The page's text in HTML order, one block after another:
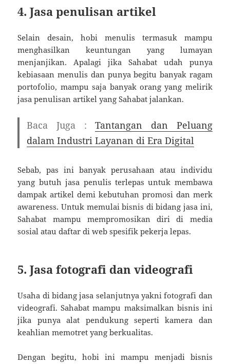
4. Jasa penulisan artikel
Selain desain, hobi menulis termasuk mampu
menghasilkan keuntungan yang lumayan
menjanjikan. Apalagi jika Sahabat udah punya
kebiasaan menulis dan punya begitu banyak ragam
portofolio, mampu saja banyak orang yang melirik
jasa penulisan artikel yang Sahabat jalankan.
Baca Juga :Tantangan dan Peluang
dalam Industri Layanan di Era Digital
Sebab, pas ini banyak perusahaan atau individu
yang butuh jasa penulis terlepas untuk membawa
dampak artikel demi kebutuhan promosi dan merk
awareness. Untuk memulai bisnis di bidang jasa ini,
Sahabat mampu mempromosikan diri di media
sosial atau daftar di web spesifik pekerja lepas.
5. Jasa fotografi dan videografi
Usaha di bidang jasa selanjutnya yakni fotografi dan
videografi. Sahabat mampu maksimalkan bisnis ini
jika punya alat pendukung seperti kamera dan
keahlian memotret yang berkualitas.
Dengan begitu, hobi ini mampu menjadi bisnis